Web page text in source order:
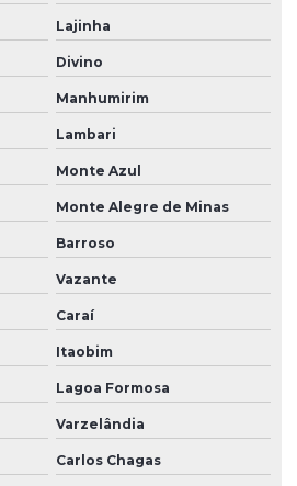
Lajinha
Divino
Manhumirim
Lambari
Monte Azul
Monte Alegre de Minas
Barroso
Vazante
Caraí
Itaobim
Lagoa Formosa
Varzelândia
Carlos Chagas